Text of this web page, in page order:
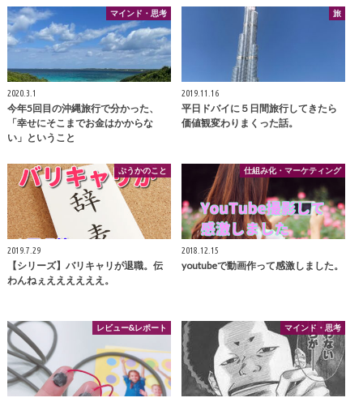
マインド・思考
2020.3.1
今年5回目の沖縄旅行で分かった、
「幸せにそこまでお金はかからな
い」ということ
旅
2019.11.16
平日ドバイに５日間旅行してきたら
価値観変わりまくった話。
ぷうかのこと
2019.7.29
【シリーズ】バリキャリが退職。伝
わんねぇええええええ。
仕組み化・マーケティング
2018.12.15
youtubeで動画作って感激しました。
レビュー&レポート マインド・思考